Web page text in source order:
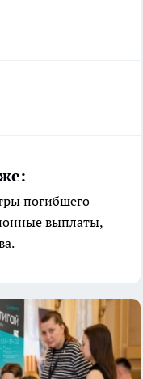
погибшего
выплаты,